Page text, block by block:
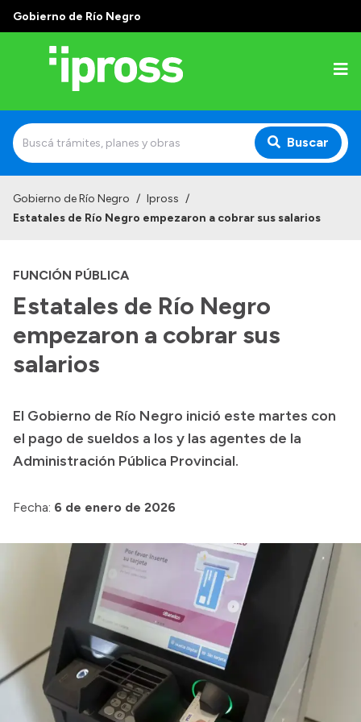
Gobierno de Río Negro
Buscar
¿Qué es IPROSS?
Delegaciones
Consultorios Propios
Presentación CV
Transparencia
Licitaciones
Gobierno de Río Negro / Ipross /
Estatales de Río Negro empezaron a cobrar sus salarios
FUNCIÓN PÚBLICA
Estatales de Río Negro
empezaron a cobrar sus
salarios
El Gobierno de Río Negro inició este martes con
el pago de sueldos a los y las agentes de la
Administración Pública Provincial.
Fecha: 6 de enero de 2026